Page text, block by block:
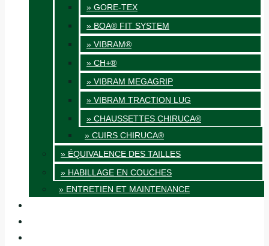
» GORE-TEX
» BOA® FIT SYSTEM
» VIBRAM®
» CH+®
» VIBRAM MEGAGRIP
» VIBRAM TRACTION LUG
» CHAUSSETTES CHIRUCA®
» CUIRS CHIRUCA®
» ÉQUIVALENCE DES TAILLES
» HABILLAGE EN COUCHES
» ENTRETIEN ET MAINTENANCE